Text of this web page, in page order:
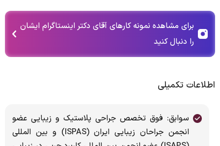
برای مشاهده نمونه کارهای آقای دکتر اینستاگرام ایشان
را دنبال کنید
اطلاعات تکمیلی
سوابق: فوق تخصص جراحی پلاستیک و زیبایی عضو
انجمن جراحان زیبایی ایران (ISPAS) و بین المللی